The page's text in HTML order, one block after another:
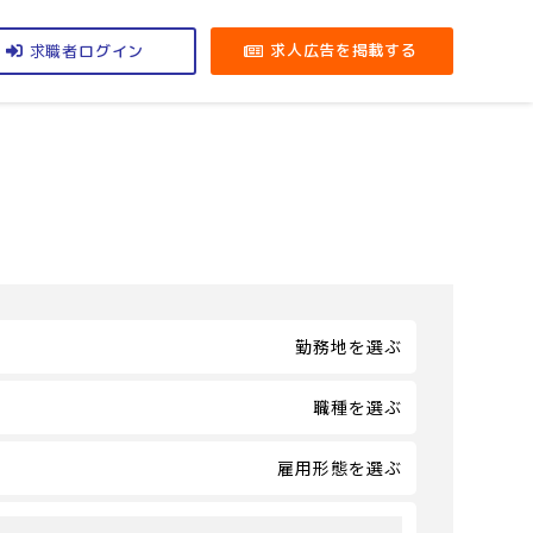
求職者ログイン 求人広告を掲載する
勤務地を選ぶ
職種を選ぶ
雇用形態を選ぶ